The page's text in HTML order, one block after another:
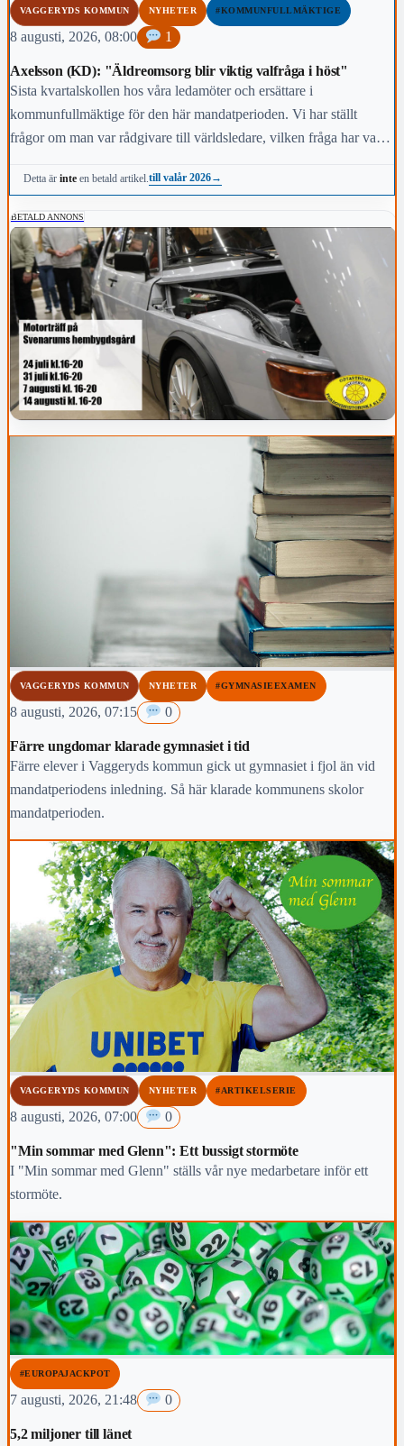
VAGGERYDS KOMMUN NYHETER #KOMMUNFULLMÄKTIGE
8 augusti, 2026, 08:00 1
Axelsson (KD): "Äldreomsorg blir viktig valfråga i höst"
Sista kvartalskollen hos våra ledamöter och ersättare i
kommunfullmäktige för den här mandatperioden. Vi har ställt
frågor om man var rådgivare till världsledare, vilken fråga har varit
viktigast för kommunens invånare i höst och vem anses vara den
mest kända personen i kommunen.
Detta ärinte en betald artikel.till valår 2026→
BETALD ANNONS
VAGGERYDS KOMMUN NYHETER #GYMNASIEEXAMEN
8 augusti, 2026, 07:15 0
Färre ungdomar klarade gymnasiet i tid
Färre elever i Vaggeryds kommun gick ut gymnasiet i fjol än vid
mandatperiodens inledning. Så här klarade kommunens skolor
mandatperioden.
VAGGERYDS KOMMUN NYHETER #ARTIKELSERIE
8 augusti, 2026, 07:00 0
"Min sommar med Glenn": Ett bussigt stormöte
I "Min sommar med Glenn" ställs vår nye medarbetare inför ett
stormöte.
#EUROPAJACKPOT
7 augusti, 2026, 21:48 0
5,2 miljoner till länet